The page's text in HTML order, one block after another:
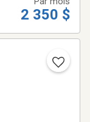
2 350 $